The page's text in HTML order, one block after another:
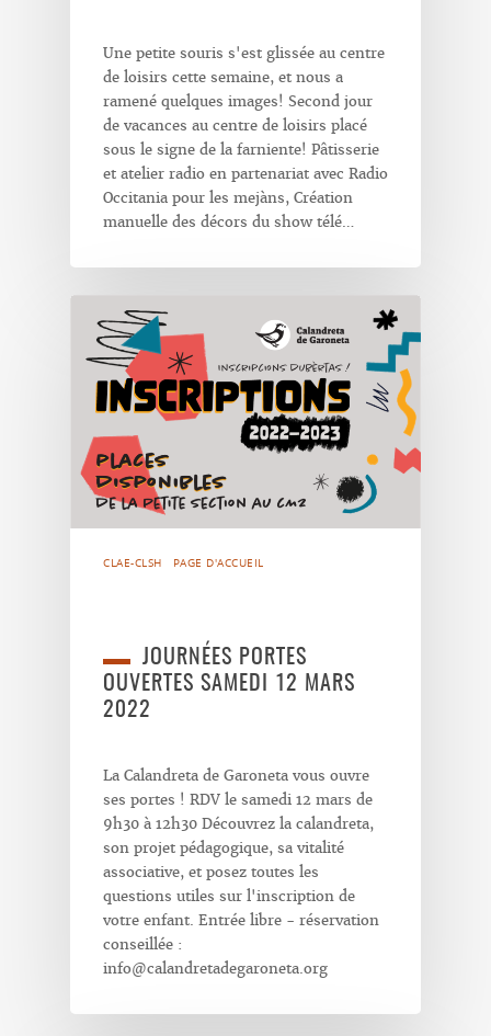
Une petite souris s'est glissée au centre
de loisirs cette semaine, et nous a
ramené quelques images! Second jour
de vacances au centre de loisirs placé
sous le signe de la farniente! Pâtisserie
et atelier radio en partenariat avec Radio
Occitania pour les mejàns, Création
manuelle des décors du show télé…
CLAE-CLSH PAGE D'ACCUEIL
JOURNÉES PORTES
OUVERTES SAMEDI 12 MARS
2022
La Calandreta de Garoneta vous ouvre
ses portes ! RDV le samedi 12 mars de
9h30 à 12h30 Découvrez la calandreta,
son projet pédagogique, sa vitalité
associative, et posez toutes les
questions utiles sur l'inscription de
votre enfant. Entrée libre - réservation
conseillée :
info@calandretadegaroneta.org